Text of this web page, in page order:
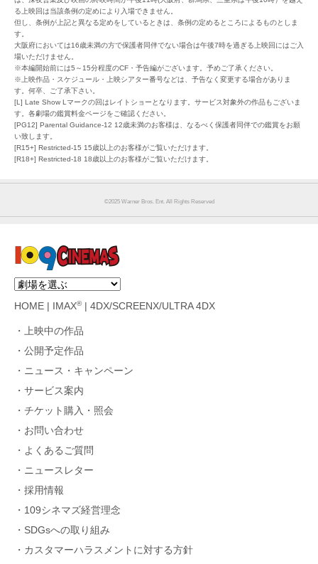
る上映回は当該条例の定めにより入場できません。
但し、条例が上記と異なる定めをしているときは、条例の定めるところによるものとしま
す。
大阪府においては16歳未満の方で保護者同伴でない場合は午後7時を過ぎる上映回にはご入
場いただけません。
※本編開始前には5～15分程度のCF・予告編がございます。予めご了承ください。
※上映作品・スケジュール・上映シアター番号などは、予告なく変更する場合がありま
す。何卒、ご了承下さい。
[L] Late Show Lマークの回はレイトショーとなります。サービス対象外の作品もございま
す。各劇場の鑑賞料金ページをご確認ください。
[PG12] Parental Guidance-12 12歳未満のお客様は、なるべく保護者同伴での鑑賞をお願
い致します。
[R15+] Restricted-15 15歳以上のお客様がご覧いただけます。
[R18+] Restricted-18 18歳以上のお客様がご覧いただけます。
©︎2025 Warner Bros. Ent. All Rights Reserved
HOME IMAX®| 4DX/SCREENX/ULTRA 4DX
上映中の作品
公開予定作品
ニュース・キャンペーン
サービス案内
チケット購入・照会
お問い合わせ
よくあるご質問
ニュースレター
採用情報
109シネマズ経営理念
SDGsへの取り組み
カスタマーハラスメントに対する方針